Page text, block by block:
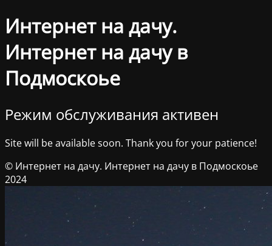
Интернет на дачу.
Интернет на дачу в
Подмоскоье
Режим обслуживания активен
Site will be available soon. Thank you for your patience!
© Интернет на дачу. Интернет на дачу в Подмоскоье
2024